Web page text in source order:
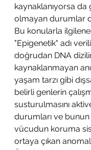
kaynaklanıyorsa da
olmayan durumlar
Bu konularla
"Epigenetik" adı
doğrudan DNA
kaynaklanmayan
yaşam tarzı gibi
belirli genlerin
susturulmasını
durumları ve
vücudun koruma
ortaya çıkan